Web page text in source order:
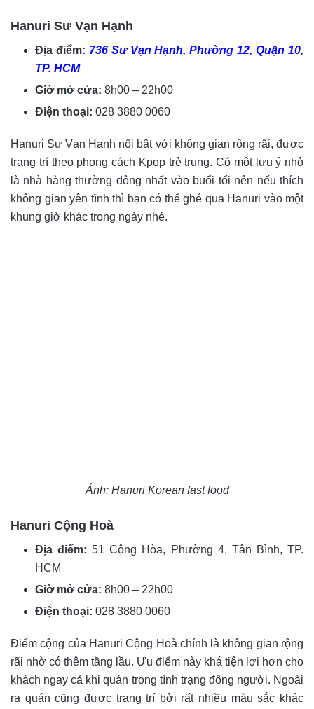
Hanuri Sư Vạn Hạnh
Địa điểm: 736 Sư Vạn Hạnh, Phường 12, Quận 10,
TP. HCM
Giờ mở cửa: 8h00 – 22h00
Điện thoại: 028 3880 0060
Hanuri Sư Vạn Hạnh nổi bật với không gian rộng rãi, được
trang trí theo phong cách Kpop trẻ trung. Có một lưu ý nhỏ
là nhà hàng thường đông nhất vào buổi tối nên nếu thích
không gian yên tĩnh thì bạn có thể ghé qua Hanuri vào một
khung giờ khác trong ngày nhé.
Ảnh: Hanuri Korean fast food
Hanuri Cộng Hoà
Địa điểm:51 Cộng Hòa, Phường 4, Tân Bình, TP.
HCM
Giờ mở cửa: 8h00 – 22h00
Điện thoại: 028 3880 0060
Điểm cộng của Hanuri Cộng Hoà chính là không gian rộng
rãi nhờ có thêm tầng lầu. Ưu điểm này khá tiện lợi hơn cho
khách ngay cả khi quán trong tình trạng đông người. Ngoài
ra quán cũng được trang trí bởi rất nhiều màu sắc khác